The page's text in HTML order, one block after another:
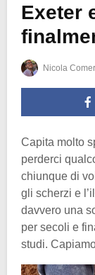
Exeter
Nicola
Capita molto
perderci
chiunque di
gli scherzi e
davvero una
per secoli e
studi.